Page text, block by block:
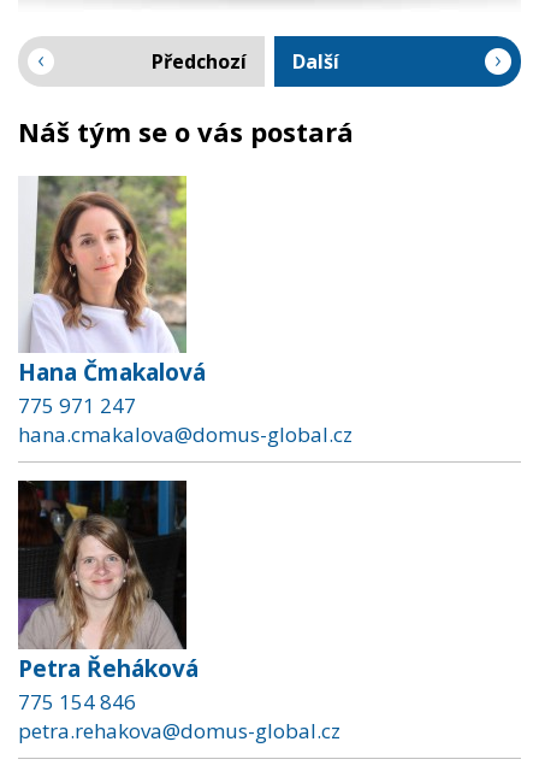
Předchozí Další
Náš tým se o vás postará
Hana Čmakalová
775 971 247
hana.cmakalova@domus-global.cz
Petra Řeháková
775 154 846
petra.rehakova@domus-global.cz